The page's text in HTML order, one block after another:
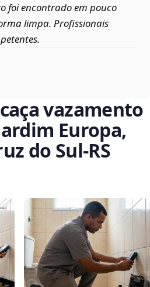
foi encontrado em pouco
limpa. Profissionais
vazamento
Europa,
do Sul‑RS